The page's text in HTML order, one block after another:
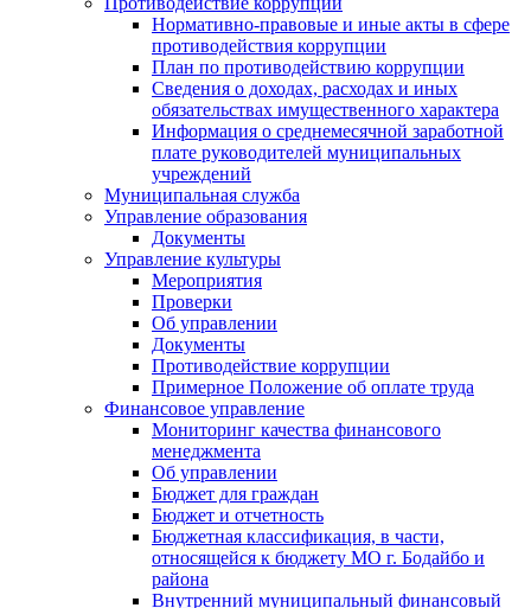
Нормативно-правовые и иные акты в сфере
противодействия коррупции
План по противодействию коррупции
Сведения о доходах, расходах и иных
обязательствах имущественного характера
Информация о среднемесячной заработной
плате руководителей муниципальных
учреждений
Муниципальная служба
Управление образования
Документы
Управление культуры
Мероприятия
Проверки
Об управлении
Документы
Противодействие коррупции
Примерное Положение об оплате труда
Финансовое управление
Мониторинг качества финансового
менеджмента
Об управлении
Бюджет для граждан
Бюджет и отчетность
Бюджетная классификация, в части,
относящейся к бюджету МО г. Бодайбо и
района
Внутренний муниципальный финансовый